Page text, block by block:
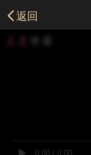
返回
0:00 / 0:00